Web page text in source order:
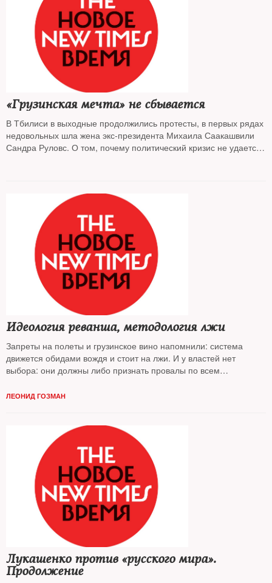
«Грузинская мечта» не сбывается
В Тбилиси в выходные продолжились протесты, в первых рядах
недовольных шла жена экс-президента Михаила Саакашвили
Сандра Руловс. О том, почему политический кризис не удается
Идеология реванша, методология лжи
Запреты на полеты и грузинское вино напомнили: система
движется обидами вождя и стоит на лжи. И у властей нет
выбора: они должны либо признать провалы по всем
итогах антигрузинской кампании — политолог
ЛЕОНИД ГОЗМАН
Лукашенко против «русского мира».
Продолжение